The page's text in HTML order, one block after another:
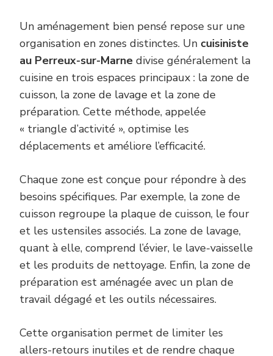
Un aménagement bien pensé repose sur une
organisation en zones distinctes. Un cuisiniste
au Perreux-sur-Marne divise généralement la
cuisine en trois espaces principaux : la zone de
cuisson, la zone de lavage et la zone de
préparation. Cette méthode, appelée
« triangle d’activité », optimise les
déplacements et améliore l’efficacité.
Chaque zone est conçue pour répondre à des
besoins spécifiques. Par exemple, la zone de
cuisson regroupe la plaque de cuisson, le four
et les ustensiles associés. La zone de lavage,
quant à elle, comprend l’évier, le lave-vaisselle
et les produits de nettoyage. Enfin, la zone de
préparation est aménagée avec un plan de
travail dégagé et les outils nécessaires.
Cette organisation permet de limiter les
allers-retours inutiles et de rendre chaque